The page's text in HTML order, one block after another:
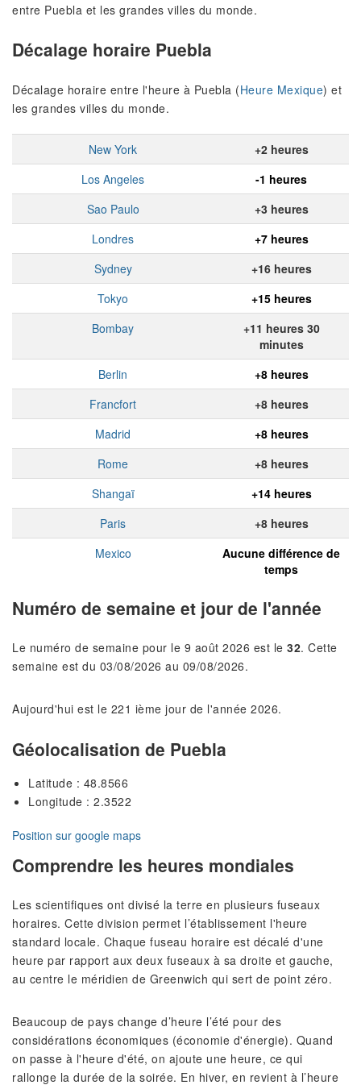
entre Puebla et les grandes villes du monde.
Décalage horaire Puebla
Décalage horaire entre l'heure à Puebla (Heure Mexique) et
les grandes villes du monde.
New York
+2 heures
Los Angeles
-1 heures
Sao Paulo
+3 heures
Londres
+7 heures
Sydney
+16 heures
Tokyo
+15 heures
Bombay
+11 heures 30
minutes
Berlin
+8 heures
Francfort
+8 heures
Madrid
+8 heures
Rome
+8 heures
Shangaï
+14 heures
Paris
+8 heures
Mexico
Aucune différence de
temps
Numéro de semaine et jour de l'année
Le numéro de semaine pour le 9 août 2026 est le 32. Cette
semaine est du 03/08/2026 au 09/08/2026.
Aujourd'hui est le 221 ième jour de l'année 2026.
Géolocalisation de Puebla
Latitude : 48.8566
Longitude : 2.3522
Position sur google maps
Comprendre les heures mondiales
Les scientifiques ont divisé la terre en plusieurs fuseaux
horaires. Cette division permet l’établissement l'heure
standard locale. Chaque fuseau horaire est décalé d'une
heure par rapport aux deux fuseaux à sa droite et gauche,
au centre le méridien de Greenwich qui sert de point zéro.
Beaucoup de pays change d’heure l’été pour des
considérations économiques (économie d'énergie). Quand
on passe à l'heure d'été, on ajoute une heure, ce qui
rallonge la durée de la soirée. En hiver, en revient à l’heure